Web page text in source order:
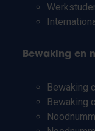
Bewaking en
Bewaking
Bewaking